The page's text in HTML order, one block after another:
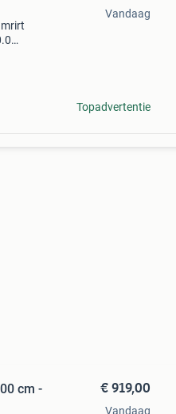
Vandaag
Topadvertentie
cm -
€ 919,00
Vandaag